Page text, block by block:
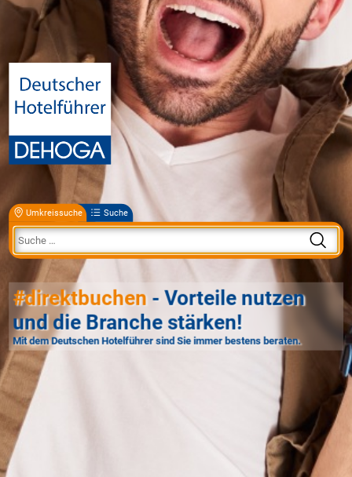
Umkreissuche Suche
#direktbuchen - Vorteile nutzen
und die Branche stärken!
Mit dem Deutschen Hotelführer sind Sie immer bestens beraten.